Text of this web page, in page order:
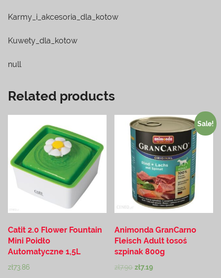
Karmy_i_akcesoria_dla_kotow
Kuwety_dla_kotow
null
Related products
Catit 2.0 Flower Fountain
Mini Poidło
Automatyczne 1,5L
zł73.86
Sale!
Animonda GranCarno
Fleisch Adult łosoś
szpinak 800g
zł7.90 zł7.19